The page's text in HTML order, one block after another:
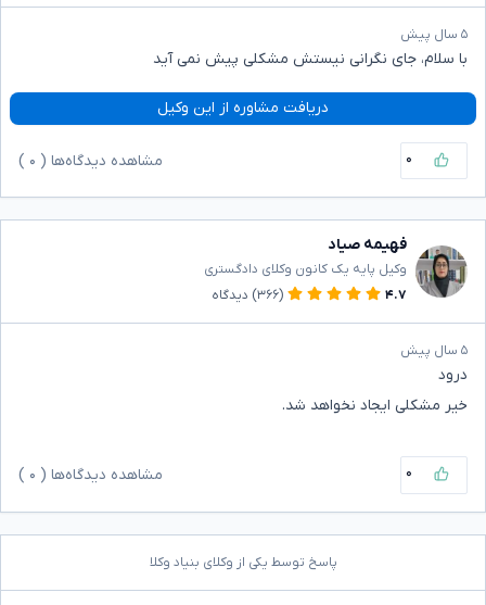
۵ سال پیش
با سلام، جای نگرانی نیستش مشکلی پیش نمی آید
دریافت مشاوره از این وکیل
۰ مشاهده دیدگاه‌ها ( ۰
فهیمه صیاد
وکیل پایه یک کانون وکلای دادگستری
۴.۷
(۳۶۶) دیدگاه
۵ سال پیش
درود
خیر مشکلی ایجاد نخواهد شد.
۰ مشاهده دیدگاه‌ها ( ۰
پاسخ توسط یکی از وکلای بنیاد وکلا